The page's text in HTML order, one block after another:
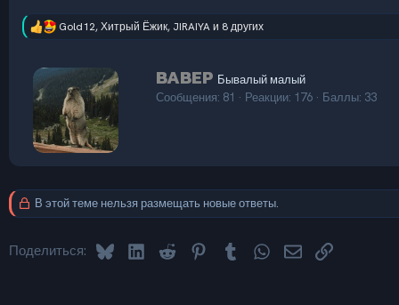
Р
ц
и
Gold12,Хитрый Ёжик, JIRAIYAи 8 других
А
в
т
BABEP Бывалый малый
Сообщения 81 Реакции 176 Баллы 33
В этой теме нельзя размещать новые ответы.
Поделиться: BlueskyLinkedInReddit PinterestTumblrWhatsAppЭлектронная
Ссылка